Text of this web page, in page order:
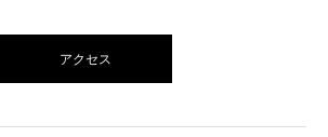
アクセス